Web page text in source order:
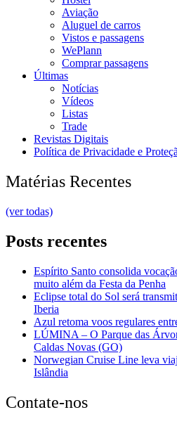
Aviação
Aluguel de carros
Vistos e passagens
WePlann
Comprar passagens
Últimas
Notícias
Vídeos
Listas
Trade
Revistas Digitais
Política de Privacidade e
Matérias Recentes
(ver todas)
Posts recentes
Espírito Santo consolida
muito além da Festa da Penha
Eclipse total do Sol será
Iberia
Azul retoma voos regulares
LÚMINA – O Parque das
Caldas Novas (GO)
Norwegian Cruise Line leva
Islândia
Contate-nos